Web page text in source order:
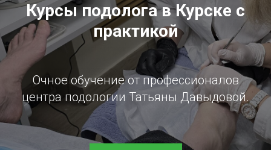
Курсы подолога в Курске с
практикой
Очное обучение от профессионалов
центра подологии Татьяны Давыдовой.